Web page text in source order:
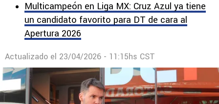
Multicampeón en Liga MX: Cruz Azul ya tiene
un candidato favorito para DT de cara al
Apertura 2026
Actualizado el 23/04/2026 - 11:15hs CST